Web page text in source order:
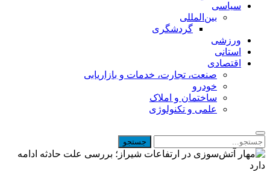
سیاسی
بین‌المللی
گردشگری
ورزشی
استانی
اقتصادی
صنعت، تجارت، خدمات و بازاریابی
خودرو
ساختمان و املاک
علمی و تکنولوژی